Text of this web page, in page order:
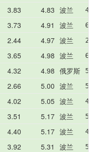
3.83 4.83 波兰
3.73 4.91 波兰
2.44 4.97 波兰
3.65 4.98 波兰
4.32 4.98 俄罗斯
2.66 5.00 波兰
4.02 5.05 波兰
3.51 5.17 波兰
4.40 5.17 波兰
3.92 5.31 波兰